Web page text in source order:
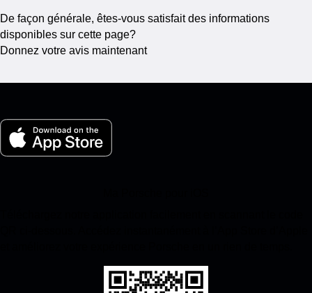
De façon générale, êtes-vous satisfait des informations
disponibles sur cette page?
Donnez votre avis maintenant